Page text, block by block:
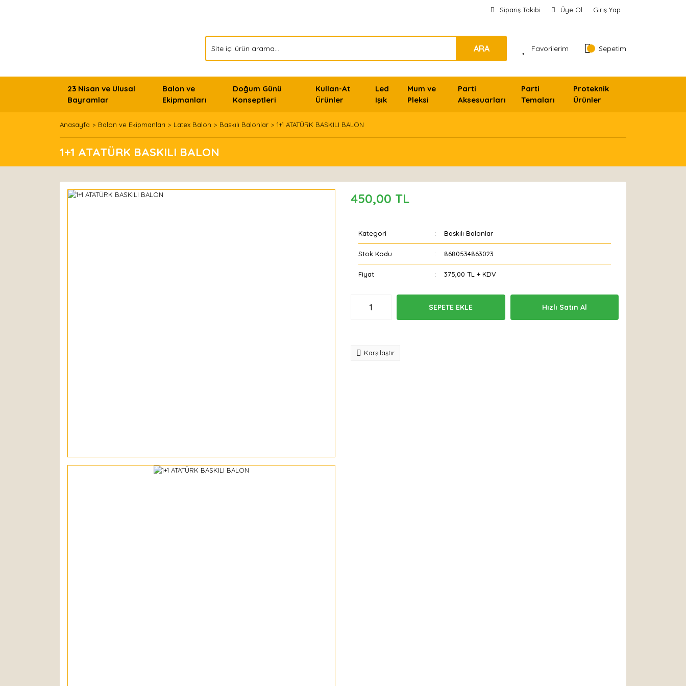
Sipariş Takibi Üye Ol Giriş Yap
ARA Favorilerim Sepetim
23 Nisan ve Ulusal
Bayramlar
Balon ve
Ekipmanları
Doğum Günü
Konseptleri
Kullan-At
Ürünler
Led
Işık
Mum ve
Pleksi
Parti
Aksesuarları
Parti
Temaları
Proteknik
Ürünler
Anasayfa Balon ve Ekipmanları Latex Balon Baskılı Balonlar 1+1 ATATÜRK BASKILI BALON
1+1 ATATÜRK BASKILI BALON
450,00 TL
Kategori Baskılı Balonlar
Stok Kodu 8680534863023
Fiyat 375,00 TL + KDV
SEPETE EKLE Hızlı Satın Al
Karşılaştır